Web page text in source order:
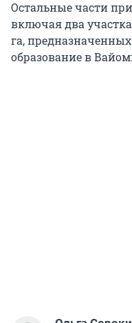
Остальные части
включая два
га,
образование в